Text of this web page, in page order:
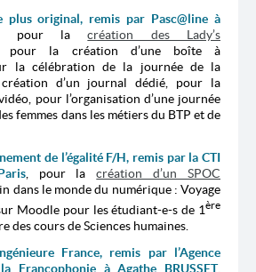
original, remis par Pasc@line à
, pour lacréation des Lady’s
, pour la création d’une boîte à
la célébration de la journée de la
d’un journal dédié, pour la
pour l’organisation d’une journée
femmes dans les métiers du BTP et de
de l’égalité F/H, remis par la CTI
, pour lacréation d’un SPOC
dans le monde du numérique : Voyage
Moodle pour les étudiant-e-s de 1ère
des cours de Sciences humaines.
France, remis par l’Agence
Francophonie à Agathe BRUSSET,